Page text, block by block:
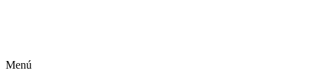
Menú